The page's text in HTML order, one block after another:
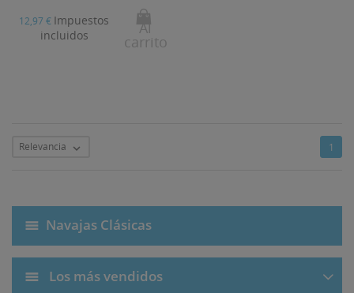
Navajas Clásicas
Los más vendidos
12,97 € Impuestos
incluidos
Al
carrito
Relevancia  1